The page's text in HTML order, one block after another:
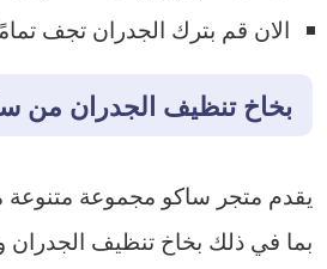
الان قم بترك الجدران تجف
بخاخ تنظيف الجدران من
يقدم متجر ساكو مجموعة
بما في ذلك بخاخ تنظيف الجدران